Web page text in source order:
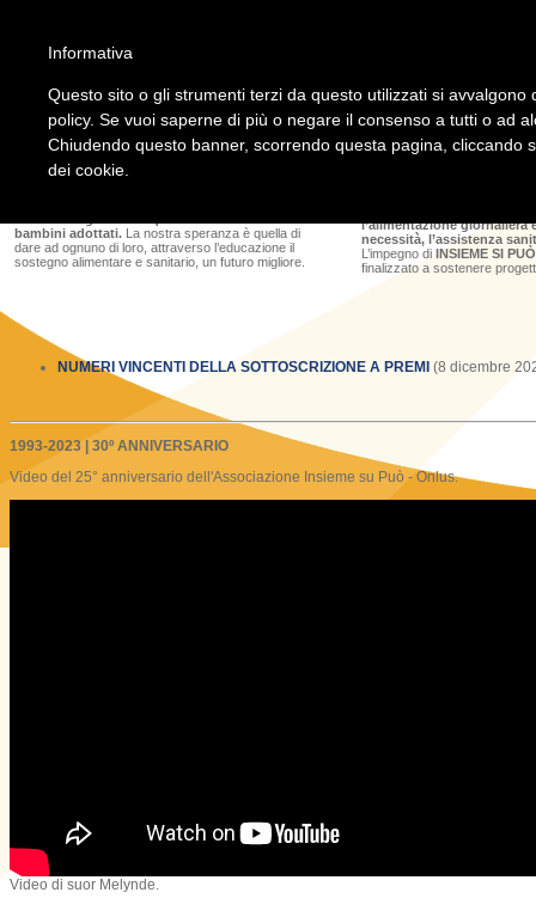
CHI SIAMO
INSIEME SI PUÒ - ONLUSha lo scopo di sviluppare,
favorire ed incentivare l’adozione a distanza di
bambini bisognosi, a partire dalla prima infanzia sino
bambini adottati. La nostra speranza è quella di
dare ad ognuno di loro, attraverso l’educazione il
sostegno alimentare e sanitario, un futuro migliore.
DOVE
Filippine - sobborghi di
l’alimentazione giornaliera
necessità, l’assistenza
L’impegno di INSIEME SI
finalizzato a sostenere
NUMERI VINCENTI DELLA SOTTOSCRIZIONE A PREMI (8 dicembre
1993-2023 | 30º ANNIVERSARIO
Video del 25° anniversario dell'Associazione Insieme su Può - Onlus.
Video di suor Melynde.
Informativa
Questo sito o gli strumenti terzi da questo utilizzati si
policy. Se vuoi saperne di più o negare il consenso a tutti o ad
Chiudendo questo banner, scorrendo questa pagina, cliccando
dei cookie.